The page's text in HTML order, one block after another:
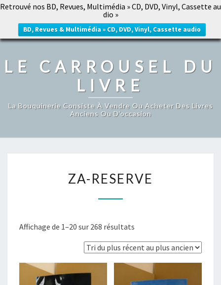
Retrouvé nos BD, Revues, Multimédia » CD, DVD, Vinyl, Cassette au
dio »
BD, Revues & Multimédia » CD, DVD, Vinyl, Cassette audio
LE CARROUSEL DU LIVRE
LE CARROUSEL DU
LIVRE
La Bouquinerie Consiste À Vendre Ou Acheter Des Livres
Anciens Ou D’occasion
RESERVE
ZA-RESERVE
Affichage de 1–20 sur 268 résultats
du
plus
récent
au